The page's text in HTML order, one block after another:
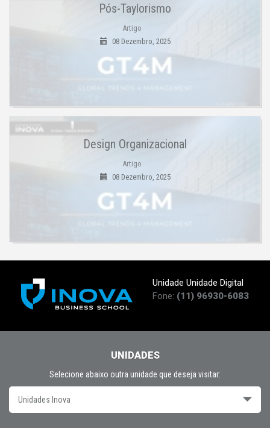
Pós-Taylorismo
Artigo
08 Dezembro, 2025
Design Organizacional
Artigo
08 Dezembro, 2025
Unidade Unidade Digital
Fone: (11) 96930-6083
UNIDADES
Selecione abaixo outra unidade que deseja visitar:
Unidades Inova